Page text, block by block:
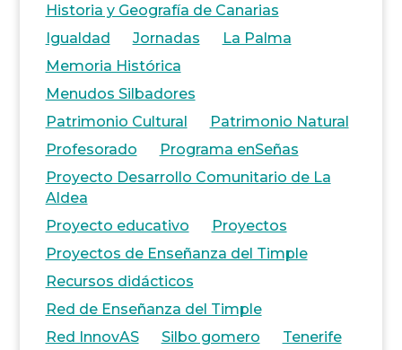
Historia y Geografía de Canarias
Igualdad
Jornadas
La Palma
Memoria Histórica
Menudos Silbadores
Patrimonio Cultural
Patrimonio Natural
Profesorado
Programa enSeñas
Proyecto Desarrollo Comunitario de La
Aldea
Proyecto educativo
Proyectos
Proyectos de Enseñanza del Timple
Recursos didácticos
Red de Enseñanza del Timple
Red InnovAS
Silbo gomero
Tenerife